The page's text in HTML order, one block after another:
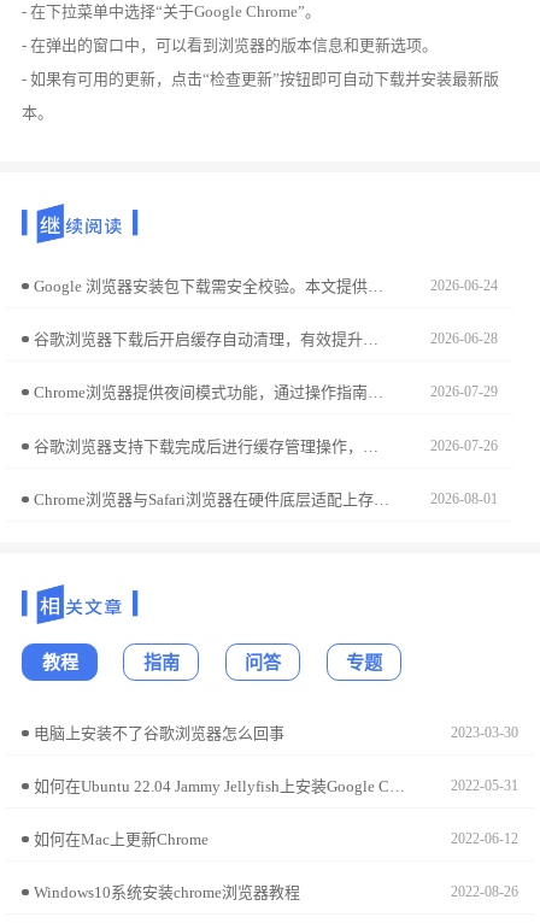
- 在下拉菜单中选择“关于Google Chrome”。
- 在弹出的窗口中，可以看到浏览器的版本信息和更新选项。
- 如果有可用的更新，点击“检查更新”按钮即可自动下载并安装最新版
本。
Google 浏览器安装包下载需安全校验。本文提供详细步骤与技巧，帮助用户高效获取安装包并确保安全。 2026-06-24
谷歌浏览器下载后开启缓存自动清理，有效提升浏览速度和稳定性。文章分享实用清理技巧。 2026-06-28
Chrome浏览器提供夜间模式功能，通过操作指南可降低屏幕亮度并节省电量。用户可获得更舒适的浏览体验。 2026-07-29
2026-07-26
Chrome浏览器与Safari浏览器在硬件底层适配上存在差异。本文针对macOS系统进行性能实测，从能源效率、硬件调用及渲染平滑度对比，助您平衡办公性能需求。 2026-08-01
教程 指南 问答 专题
电脑上安装不了谷歌浏览器怎么回事 2023-03-30
2022-05-31
如何在Mac上更新Chrome 2022-06-12
Windows10系统安装chrome浏览器教程 2022-08-26